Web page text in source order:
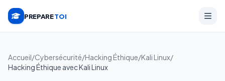
PREPARETOI
Accueil/Cybersécurité/Hacking Éthique/Kali Linux/
Hacking Éthique avec Kali Linux